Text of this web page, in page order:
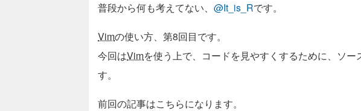
普段から何も考えてない、 @It_is_Rです。
Vimの使い方、第8回目です。
今回はVimを使う上で、コードを見やすくするために、ソ
す。
前回の記事はこちらになります。